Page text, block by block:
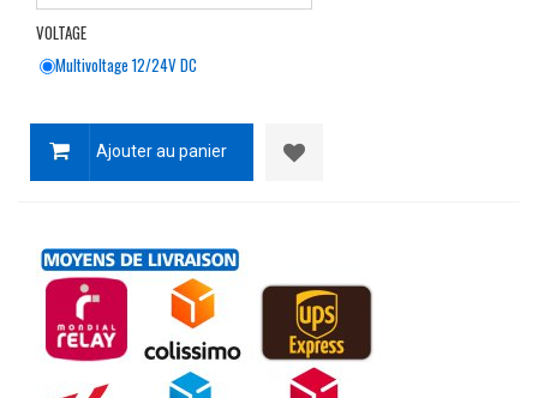
VOLTAGE
Multivoltage 12/24V DC
Ajouter au panier